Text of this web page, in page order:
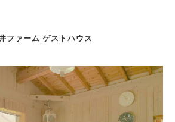
ファーム ゲストハウス